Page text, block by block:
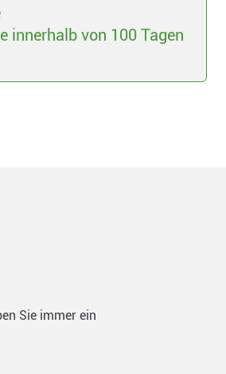
innerhalb von 100 Tagen
Sie immer ein